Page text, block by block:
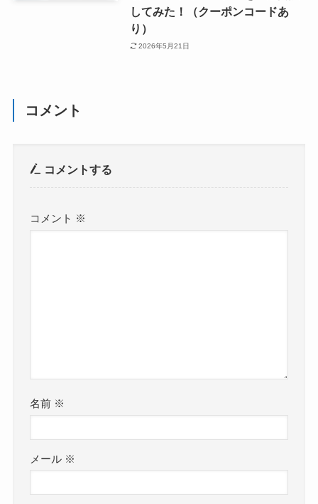
してみた！（クーポンコードあ
り）
2026年5月21日
コメント
コメントする
コメント ※
名前 ※
メール ※